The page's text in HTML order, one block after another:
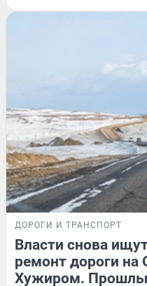
ДОРОГИ И ТРАНСПОРТ
Власти снова
ремонт дороги на
Хужиром.